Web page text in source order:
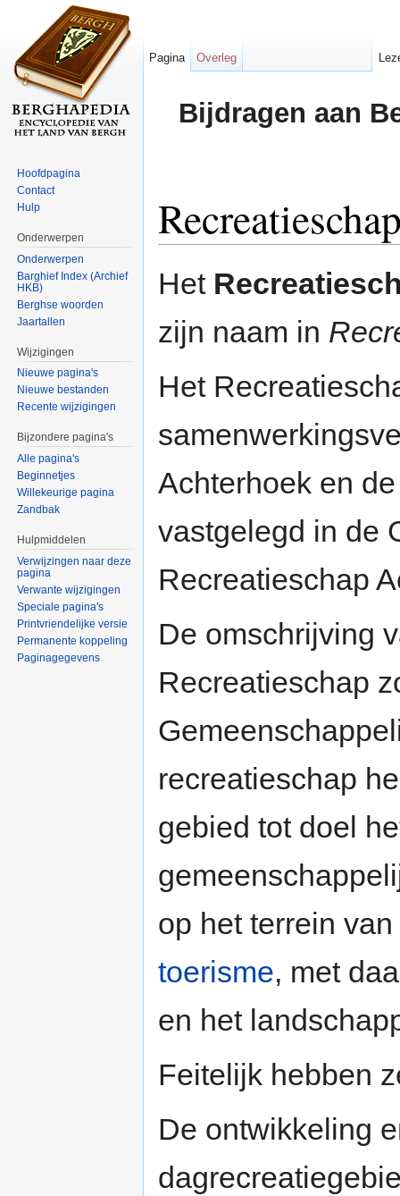
Bijdragen aan
Het
zijn naam in
Het
Achterhoek en
vastgelegd in de
Recreatieschap
De omschrijving
Recreatieschap
recreatieschap
gebied tot doel
op het terrein
toerisme, met
en het
Feitelijk hebben
De ontwikkeling
Pagina Overleg
Hoofdpagina
Contact
Hulp
Onderwerpen
Onderwerpen
Barghief Index (Archief
HKB)
Berghse woorden
Jaartallen
Wijzigingen
Nieuwe pagina's
Nieuwe bestanden
Recente wijzigingen
Bijzondere pagina's
Alle pagina's
Beginnetjes
Willekeurige pagina
Zandbak
Hulpmiddelen
Verwijzingen naar deze
pagina
Verwante wijzigingen
Speciale pagina's
Printvriendelijke versie
Permanente koppeling
Paginagegevens